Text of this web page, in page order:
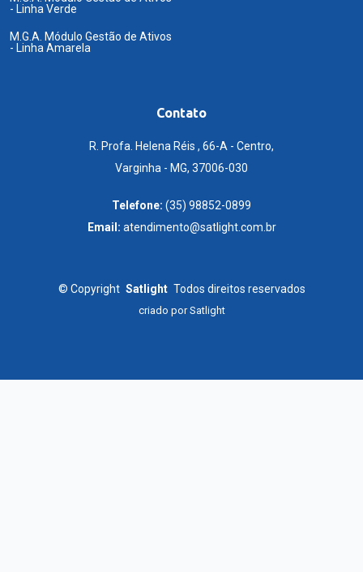
- Linha Verde
M.G.A. Módulo Gestão de Ativos
- Linha Amarela
Contato
R. Profa. Helena Réis , 66-A - Centro,
Varginha - MG, 37006-030
Telefone: (35) 98852-0899
Email: atendimento@satlight.com.br
© Copyright Satlight Todos direitos reservados
criado porSatlight